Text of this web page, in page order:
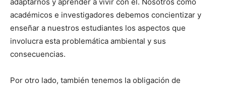
académicos e investigadores debemos concientizar y
enseñar a nuestros estudiantes los aspectos que
involucra esta problemática ambiental y sus
consecuencias.
Por otro lado, también tenemos la obligación de